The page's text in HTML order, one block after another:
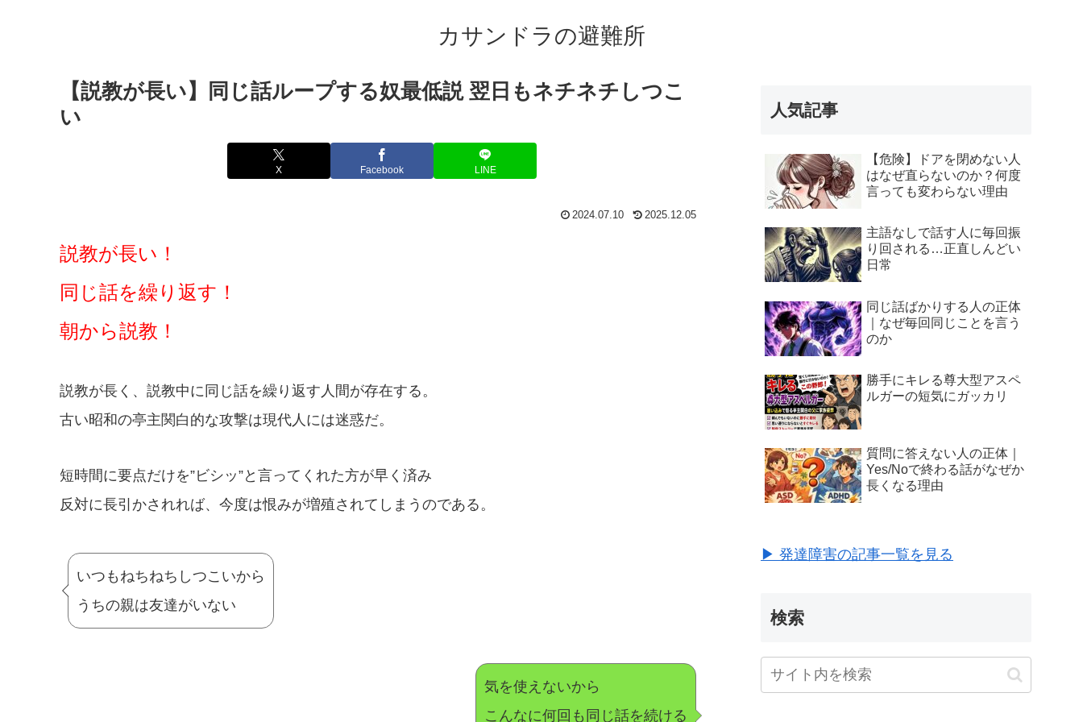
カサンドラの避難所
【説教が長い】同じ話ループする奴最低説 翌日もネチネチしつこ
い
X Facebook LINE
2024.07.10 2025.12.05
説教が長い！
同じ話を繰り返す！
朝から説教！
説教が長く、説教中に同じ話を繰り返す人間が存在する。
古い昭和の亭主関白的な攻撃は現代人には迷惑だ。
短時間に要点だけを”ビシッ”と言ってくれた方が早く済み
反対に長引かされれば、今度は恨みが増殖されてしまうのである。
いつもねちねちしつこいから
うちの親は友達がいない
気を使えないから
こんなに何回も同じ話を続ける
人気記事
【危険】ドアを閉めない人
はなぜ直らないのか？何度
言っても変わらない理由
主語なしで話す人に毎回振
り回される…正直しんどい
日常
同じ話ばかりする人の正体
｜なぜ毎回同じことを言う
のか
勝手にキレる尊大型アスペ
ルガーの短気にガッカリ
質問に答えない人の正体｜
Yes/Noで終わる話がなぜか
長くなる理由
▶ 発達障害の記事一覧を見る
検索